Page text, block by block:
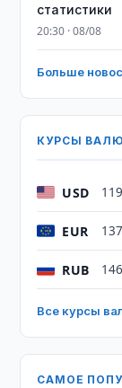
статистики
20:30 · 08/08
Больше
КУРСЫ
USD
EUR
RUB
Все курсы
САМОЕ